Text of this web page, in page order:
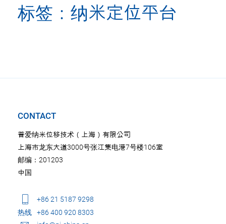
标签：纳米定位平台
CONTACT
普爱纳米位移技术（上海）有限公司
上海市龙东大道3000号张江集电港7号楼106室
邮编：201203
中国
+86 21 5187 9298
热线
+86 400 920 8303